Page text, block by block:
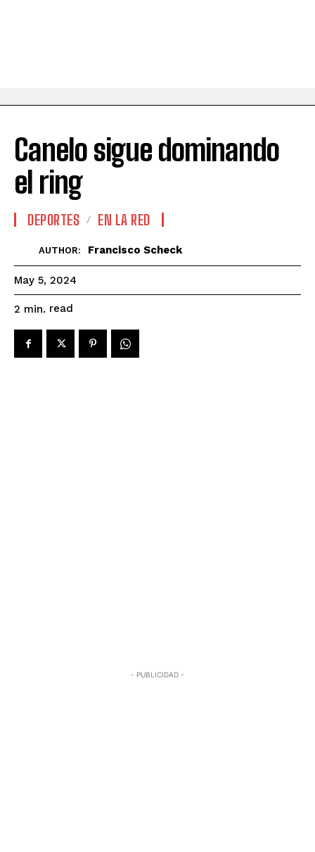
Canelo sigue dominando
el ring
DEPORTES EN LA RED
AUTHOR: Francisco Scheck
May 5, 2024
2 min. read
- PUBLICIDAD -